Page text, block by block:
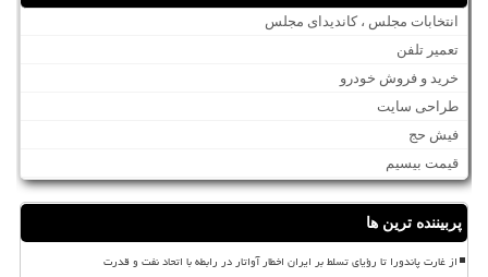
انتخابات مجلس ، کاندیدای مجلس
تعمیر تلفن
خرید و فروش خودرو
طراحی سایت
فیش حج
قیمت بیسیم
پربیننده ترین ها
از غارت پاندورا تا رؤیای تسلط بر ایران اخطار آواتار در رابطه با اتحاد نفت و قدرت